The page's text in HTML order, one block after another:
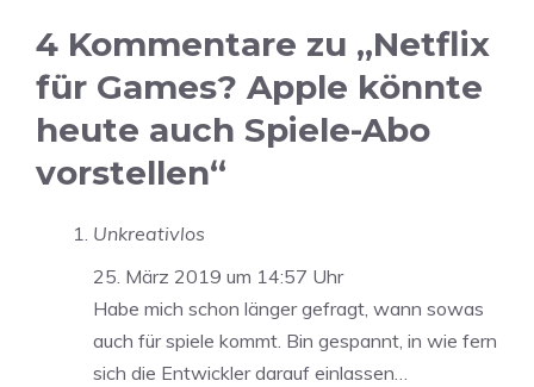
4 Kommentare zu „Netflix
für Games? Apple könnte
heute auch Spiele-Abo
vorstellen“
Unkreativlos
25. März 2019 um 14:57 Uhr
Habe mich schon länger gefragt, wann sowas
auch für spiele kommt. Bin gespannt, in wie fern
sich die Entwickler darauf einlassen…